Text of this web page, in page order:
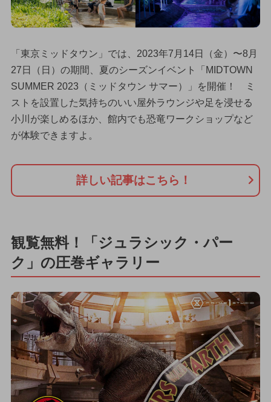
「東京ミッドタウン」では、2023年7月14日（金）〜8月
27日（日）の期間、夏のシーズンイベント「MIDTOWN
SUMMER 2023（ミッドタウン サマー）」を開催！ ミ
ストを設置した気持ちのいい屋外ラウンジや足を浸せる
小川が楽しめるほか、館内でも恐竜ワークショップなど
が体験できますよ。
詳しい記事はこちら！
観覧無料！「ジュラシック・パー
ク」の圧巻ギャラリー